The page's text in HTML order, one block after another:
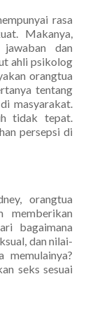
rasa
Makanya,
dan
ahli psikolog
orangtua
tentang
masyarakat.
tidak tepat.
persepsi di
orangtua
memberikan
bagaimana
dan nilai-
memulainya?
seks sesuai